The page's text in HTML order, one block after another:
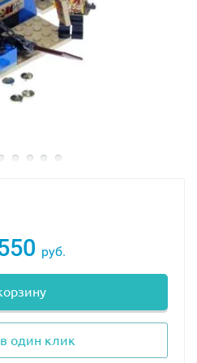
собой
отсек,
прикрыт прочной стеной с
поворотным
в сторону и
три зоны. Слева находится
изображён рельеф
с дисплеем поставлен
Справа устроено
анализ
руб.
один клик